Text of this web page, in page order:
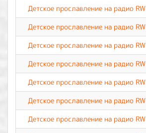
Детское прославление на радио RW
Детское прославление на радио RW
Детское прославление на радио RW
Детское прославление на радио RW
Детское прославление на радио RW
Детское прославление на радио RW
Детское прославление на радио RW